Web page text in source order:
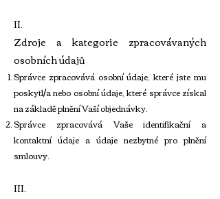
II.
Zdroje a kategorie zpracovávaných
osobních údajů
Správce zpracovává osobní údaje, které jste mu
poskytl/a nebo osobní údaje, které správce získal
na základě plnění Vaší objednávky.
Správce zpracovává Vaše identifikační a
kontaktní údaje a údaje nezbytné pro plnění
smlouvy.
III.